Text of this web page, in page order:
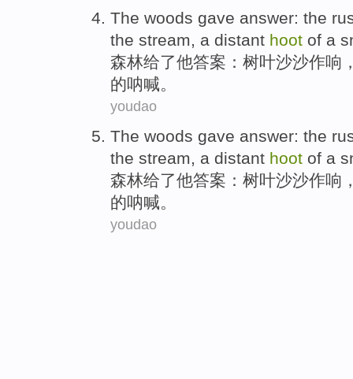
The woods gave answer: the
the stream, a distant hoot of a
森林给了他答案 ：树叶沙沙作响
的呐喊。
youdao
The woods gave answer: the
the stream, a distant hoot of a
森林给了他答案 ：树叶沙沙作响
的呐喊。
youdao